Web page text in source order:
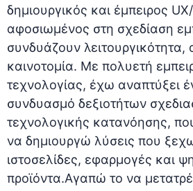
δημιουργικός και έμπειρος
αφοσιωμένος στη σχεδίαση
συνδυάζουν λειτουργικότητα,
καινοτομία. Με πολυετή
τεχνολογίας, έχω αναπτύξει
συνδυασμό δεξιοτήτων
τεχνολογικής κατανόησης,
να δημιουργώ λύσεις που
ιστοσελίδες, εφαρμογές και
προϊόντα.Αγαπώ το να